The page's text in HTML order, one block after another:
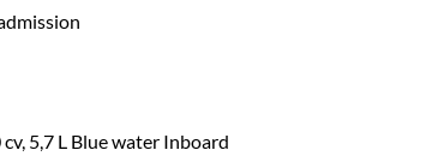
5,7 L Blue water Inboard